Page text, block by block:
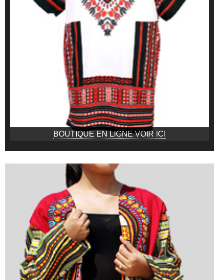
BOUTIQUE EN LIGNE VOIR ICI